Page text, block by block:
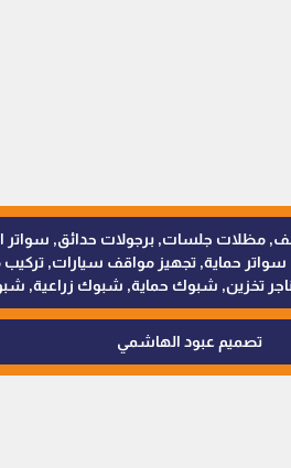
© مظلات سيارات, مظلات مواقف, مظلات جلسات,
حماية, تجهيز مواقف سيارات, تركيب
تخزين, شبوك حماية, شبوك زراعية,
تصميم عبود الهاشمي